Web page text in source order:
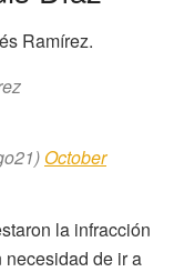
Ramírez.
October
la infracción
necesidad de ir a